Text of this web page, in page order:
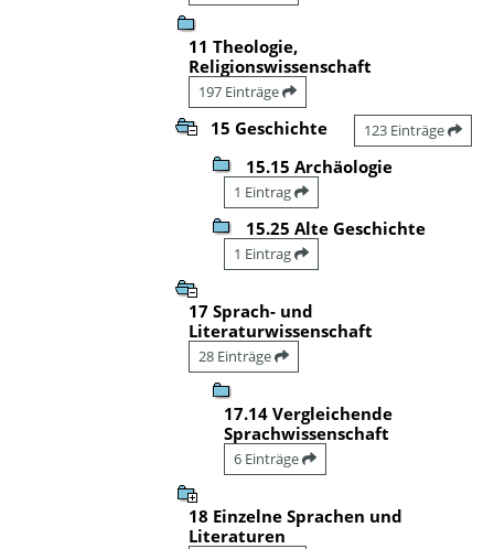
11 Theologie,
Religionswissenschaft
197 Einträge
15 Geschichte 123 Einträge
15.15 Archäologie
1 Eintrag
15.25 Alte Geschichte
1 Eintrag
17 Sprach- und
Literaturwissenschaft
28 Einträge
17.14 Vergleichende
Sprachwissenschaft
6 Einträge
18 Einzelne Sprachen und
Literaturen